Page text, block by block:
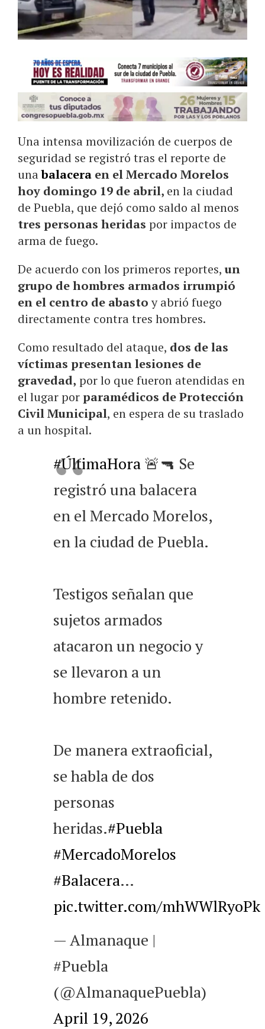
Una intensa movilización de cuerpos de
seguridad se registró tras el reporte de
unabalacera en el Mercado Morelos
hoy domingo 19 de abril, en la ciudad
de Puebla, que dejó como saldo al menos
tres personas heridas por impactos de
arma de fuego.
De acuerdo con los primeros reportes,un
grupo de hombres armados irrumpió
en el centro de abastoy abrió fuego
directamente contra tres hombres.
Como resultado del ataque, dos de las
víctimas presentan lesiones de
gravedad, por lo que fueron atendidas en
el lugar porparamédicos de Protección
Civil Municipal, en espera de su traslado
a un hospital.
#ÚltimaHora 🚨🔫 Se
registró una balacera
en el Mercado Morelos,
en la ciudad de Puebla.
Testigos señalan que
sujetos armados
atacaron un negocio y
se llevaron a un
hombre retenido.
De manera extraoficial,
se habla de dos
personas
heridas.#Puebla
#MercadoMorelos
#Balacera…
pic.twitter.com/mhWWlRyoPk
— Almanaque |
#Puebla
(@AlmanaquePuebla)
April 19, 2026